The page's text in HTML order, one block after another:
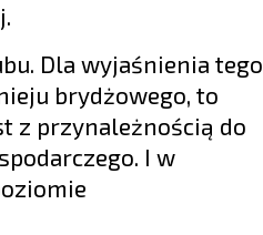
Dla wyjaśnienia tego
brydżowego, to
z przynależnością do
I w